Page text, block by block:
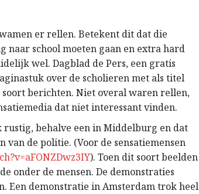
er rellen. Betekent dit dat die
naar school moeten gaan en extra hard
wel. Dagblad de Pers, een gratis
over de scholieren met als titel
soort berichten. Niet overal waren rellen,
dat niet interessant vinden.
behalve een in Middelburg en dat
de politie. (Voor de sensatiemensen
). Toen dit soort beelden
onder de mensen. De demonstraties
Een demonstratie in Amsterdam trok heel